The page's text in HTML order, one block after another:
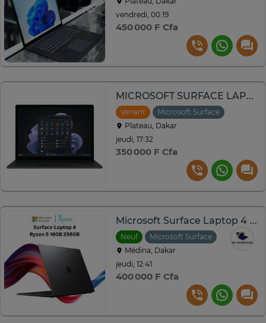
vendredi, 00:19
450 000 F Cfa
MICROSOFT SURFACE LAPTOP 5
Venant
Microsoft Surface
Plateau, Dakar
jeudi, 17:32
350 000 F Cfa
Microsoft Surface Laptop 4 Ryzen 5
Neuf
Microsoft Surface
Médina, Dakar
jeudi, 12:41
400 000 F Cfa